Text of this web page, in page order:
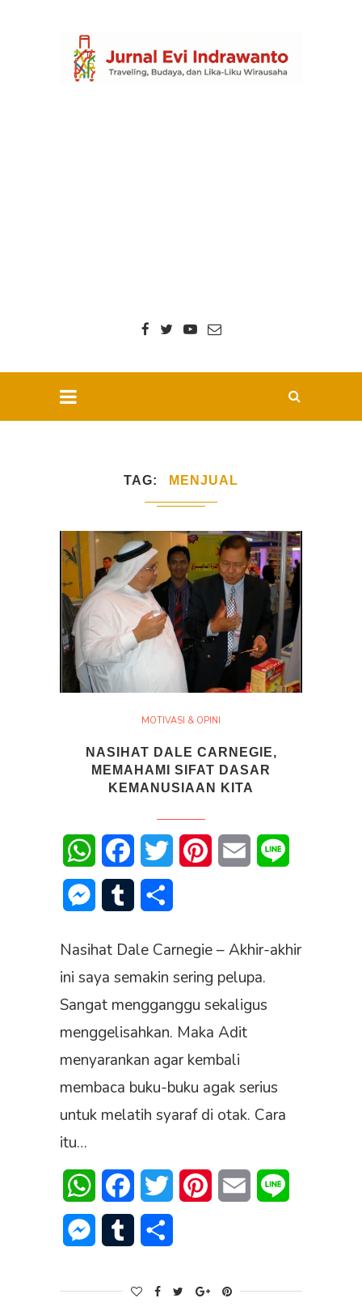
TAG MENJUAL
MOTIVASI & OPINI
NASIHAT DALE CARNEGIE,
MEMAHAMI SIFAT DASAR
KEMANUSIAAN KITA
WhatsAppFacebookTwitter PinterestEmail
Messenger
Tumblr
Nasihat Dale Carnegie – Akhir-akhir
ini saya semakin sering pelupa.
Sangat mengganggu sekaligus
menggelisahkan. Maka Adit
menyarankan agar kembali
membaca buku-buku agak serius
untuk melatih syaraf di otak. Cara
itu…
WhatsAppFacebookTwitter PinterestEmail
Messenger
Tumblr